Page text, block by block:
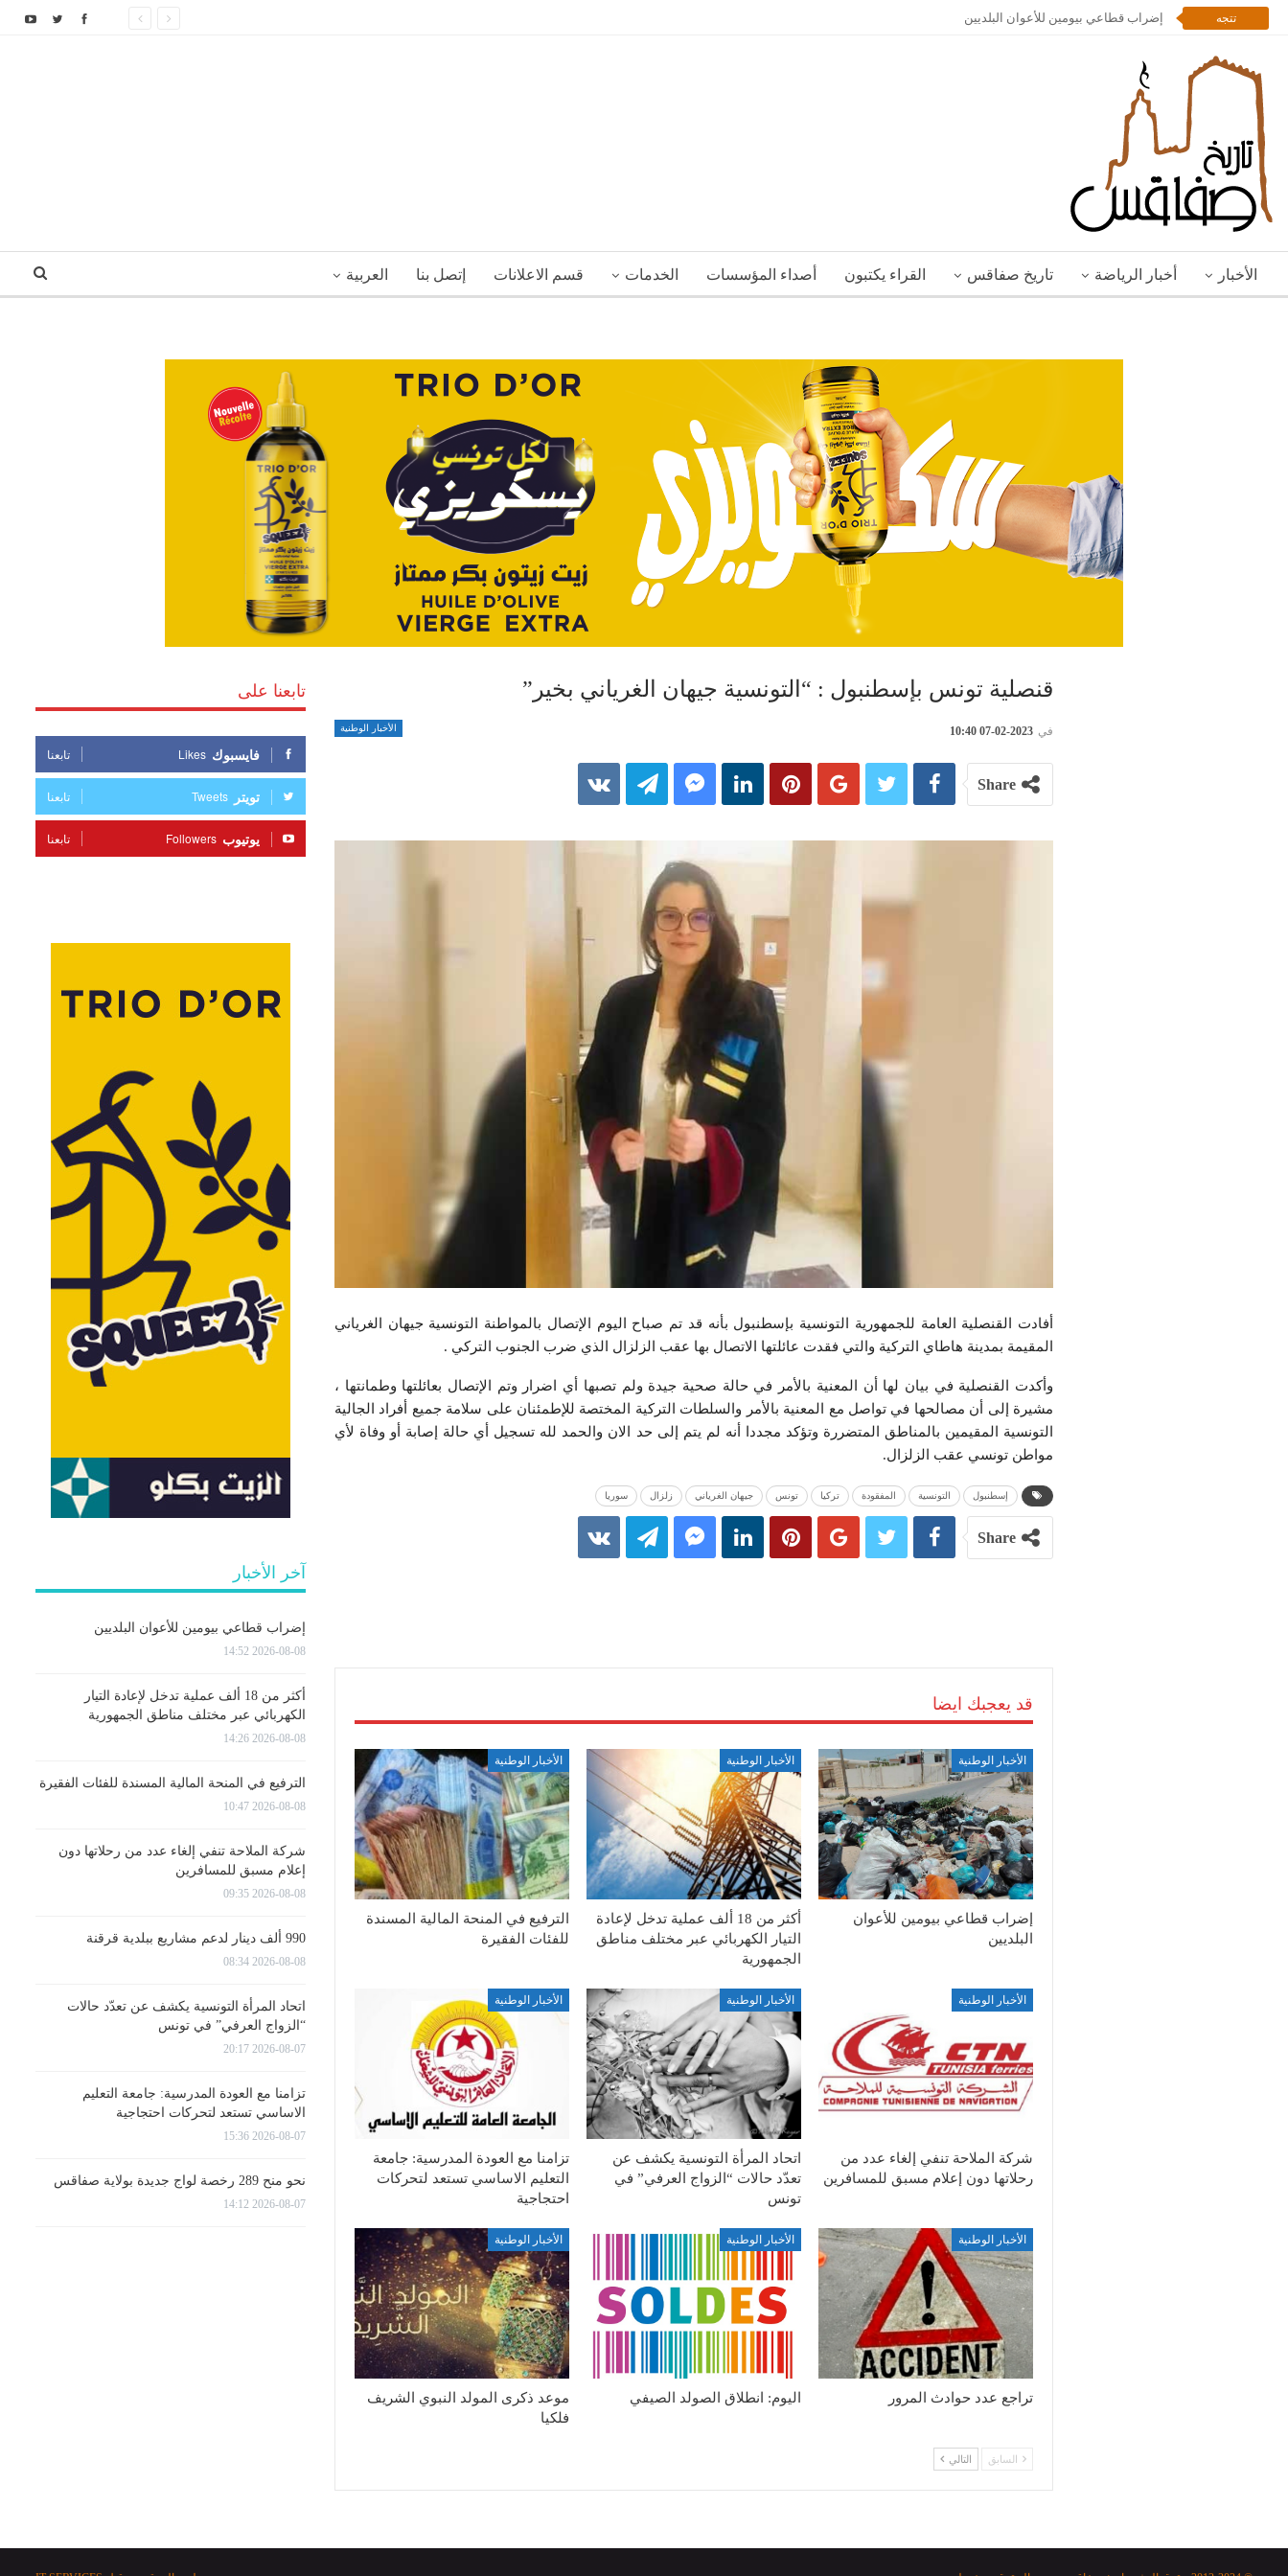
تتجه إضراب قطاعي بيومين للأعوان البلديين
الأخبار أخبار الرياضة تاريخ صفاقس القراء يكتبون أصداء المؤسسات الخدمات قسم الاعلانات إتصل بنا العربية
قنصلية تونس بإسطنبول : “التونسية جيهان الغرياني بخير”
الأخبار الوطنية في 2023-02-07 10:40
Share
أفادت القنصلية العامة للجمهورية التونسية بإسطنبول بأنه قد تم صباح اليوم الإتصال بالمواطنة التونسية جيهان الغرياني
المقيمة بمدينة هاطاي التركية والتي فقدت عائلتها الاتصال بها عقب الزلزال الذي ضرب الجنوب التركي .
وأكدت القنصلية في بيان لها أن المعنية بالأمر في حالة صحية جيدة ولم تصبها أي اضرار وتم الإتصال بعائلتها وطمانتها ،
مشيرة إلى أن مصالحها في تواصل مع المعنية بالأمر والسلطات التركية المختصة للإطمئنان على سلامة جميع أفراد الجالية
التونسية المقيمين بالمناطق المتضررة وتؤكد مجددا أنه لم يتم إلى حد الان والحمد لله تسجيل أي حالة إصابة أو وفاة لأي
مواطن تونسي عقب الزلزال.
إسطنبول التونسية المفقودة تركيا تونس جيهان الغرياني زلزال سوريا
Share
قد يعجبك ايضا
الأخبار الوطنية
إضراب قطاعي بيومين للأعوان
البلديين
الأخبار الوطنية
أكثر من 18 ألف عملية تدخل لإعادة
التيار الكهربائي عبر مختلف مناطق
الجمهورية
الأخبار الوطنية
الترفيع في المنحة المالية المسندة
للفئات الفقيرة
الأخبار الوطنية
شركة الملاحة تنفي إلغاء عدد من
رحلاتها دون إعلام مسبق للمسافرين
الأخبار الوطنية
اتحاد المرأة التونسية يكشف عن
تعدّد حالات “الزواج العرفي” في
تونس
الأخبار الوطنية
تزامنا مع العودة المدرسية: جامعة
التعليم الاساسي تستعد لتحركات
احتجاجية
الأخبار الوطنية
تراجع عدد حوادث المرور
الأخبار الوطنية
اليوم: انطلاق الصولد الصيفي
الأخبار الوطنية
موعد ذكرى المولد النبوي الشريف
فلكيا
السابق التالي
تابعنا على
فايسبوك Likes تابعنا
تويتر Tweets تابعنا
يوتيوب Followers تابعنا
آخر الأخبار
إضراب قطاعي بيومين للأعوان البلديين
2026-08-08 14:52
أكثر من 18 ألف عملية تدخل لإعادة التيار
الكهربائي عبر مختلف مناطق الجمهورية
2026-08-08 14:26
الترفيع في المنحة المالية المسندة للفئات الفقيرة
2026-08-08 10:47
شركة الملاحة تنفي إلغاء عدد من رحلاتها دون
إعلام مسبق للمسافرين
2026-08-08 09:35
990 ألف دينار لدعم مشاريع ببلدية قرقنة
2026-08-08 08:34
اتحاد المرأة التونسية يكشف عن تعدّد حالات
“الزواج العرفي” في تونس
2026-08-07 20:17
تزامنا مع العودة المدرسية: جامعة التعليم
الاساسي تستعد لتحركات احتجاجية
2026-08-07 15:36
نحو منح 289 رخصة لواج جديدة بولاية صفاقس
2026-08-07 14:12